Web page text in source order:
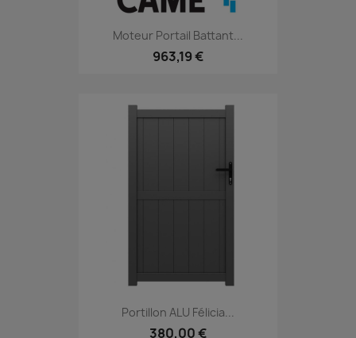
Moteur Portail Battant...
963,19 €
Portillon ALU Félicia...
380,00 €